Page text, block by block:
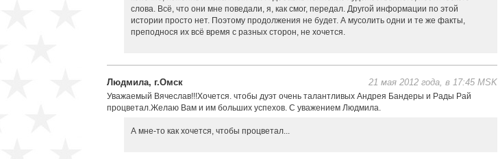
слова. Всё, что они мне поведали, я, как смог, передал. Другой информации по этой
истории просто нет. Поэтому продолжения не будет. А мусолить одни и те же факты,
преподнося их всё время с разных сторон, не хочется.
Людмила, г.Омск 21 мая 2012 года, в 17:45 MSK
Уважаемый Вячеслав!!!Хочется. чтобы дуэт очень талантливых Андрея Бандеры и Рады Рай
процветал.Желаю Вам и им больших успехов. С уважением Людмила.
А мне-то как хочется, чтобы процветал...